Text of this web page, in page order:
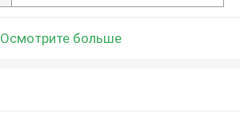
Осмотрите больше